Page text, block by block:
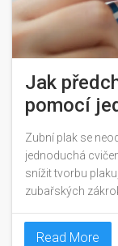
Jak
pomocí
Zubní plak se
jednoduchá
snížit tvorbu
zubařských
Read More